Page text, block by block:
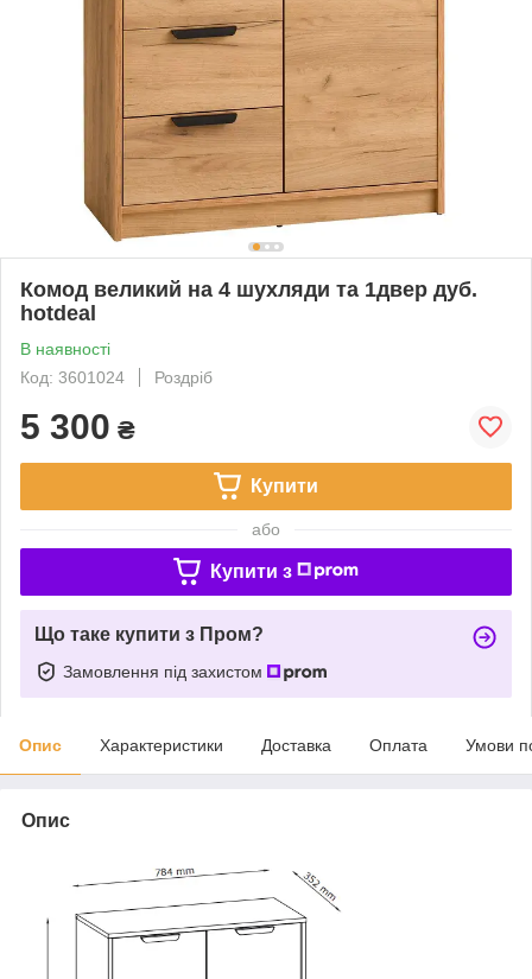
Комод великий на 4 шухляди та 1двер дуб.
hotdeal
В наявності
Код: 3601024
Роздріб
5 300 ₴
Купити
або
Купити з
Що таке купити з Пром?
Замовлення під захистом
Опис Характеристики Доставка Оплата Умови
Опис